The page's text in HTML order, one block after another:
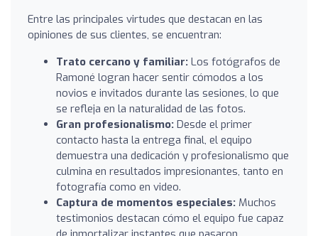
Entre las principales virtudes que destacan en las
opiniones de sus clientes, se encuentran:
Trato cercano y familiar: Los fotógrafos de
Ramoné logran hacer sentir cómodos a los
novios e invitados durante las sesiones, lo que
se refleja en la naturalidad de las fotos.
Gran profesionalismo: Desde el primer
contacto hasta la entrega final, el equipo
demuestra una dedicación y profesionalismo que
culmina en resultados impresionantes, tanto en
fotografía como en video.
Captura de momentos especiales: Muchos
testimonios destacan cómo el equipo fue capaz